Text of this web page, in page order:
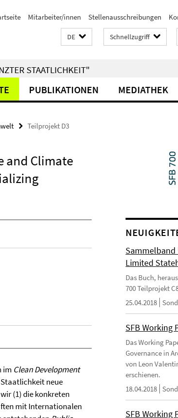
Mitarbeiter/innen Stellenausschreibungen
DE Schnellzugriff
STAATLICHKEIT"
PUBLIKATIONEN MEDIATHEK
Teilprojekt D3
and Climate
im Clean Development
neue
(1) die konkreten
mit Internationalen
Limited
Das Buch,
700 Teilprojekt
25.04.2018
SFB Working
Das Working
Governance in
von Leon
erschienen.
18.04.2018
SFB Working